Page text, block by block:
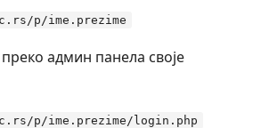
p/ime.prezime
преко админ панела своје
p/ime.prezime/login.php